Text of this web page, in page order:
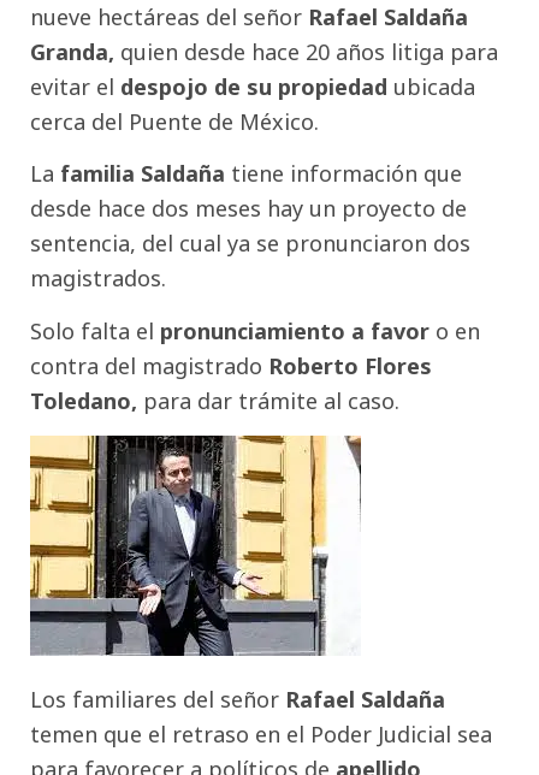
nueve hectáreas del señor Rafael Saldaña
Granda, quien desde hace 20 años litiga para
evitar el despojo de su propiedad ubicada
cerca del Puente de México.
La familia Saldaña tiene información que
desde hace dos meses hay un proyecto de
sentencia, del cual ya se pronunciaron dos
magistrados.
Solo falta el pronunciamiento a favor o en
contra del magistrado Roberto Flores
Toledano, para dar trámite al caso.
Los familiares del señor Rafael Saldaña
temen que el retraso en el Poder Judicial sea